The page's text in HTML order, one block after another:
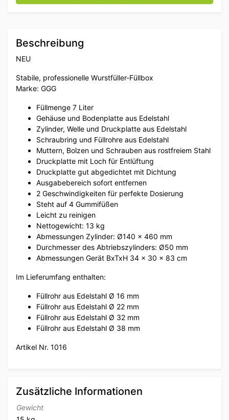
Beschreibung
NEU
Stabile, professionelle Wurstfüller-Füllbox
Marke: GGG
Füllmenge 7 Liter
Gehäuse und Bodenplatte aus Edelstahl
Zylinder, Welle und Druckplatte aus Edelstahl
Schraubring und Füllrohre aus Edelstahl
Muttern, Bolzen und Schrauben aus rostfreiem Stahl
Druckplatte mit Loch für Entlüftung
Druckplatte gut abgedichtet mit Dichtung
Ausgabebereich sofort entfernen
2 Geschwindigkeiten für perfekte Dosierung
Steht auf 4 Gummifüßen
Leicht zu reinigen
Nettogewicht: 13 kg
Abmessungen Zylinder: Ø140 x 460 mm
Durchmesser des Abtriebszylinders: Ø50 mm
Abmessungen Gerät BxTxH 34 x 30 x 83 cm
Im Lieferumfang enthalten:
Füllrohr aus Edelstahl Ø 16 mm
Füllrohr aus Edelstahl Ø 22 mm
Füllrohr aus Edelstahl Ø 32 mm
Füllrohr aus Edelstahl Ø 38 mm
Artikel Nr. 1016
Zusätzliche Informationen
Gewicht